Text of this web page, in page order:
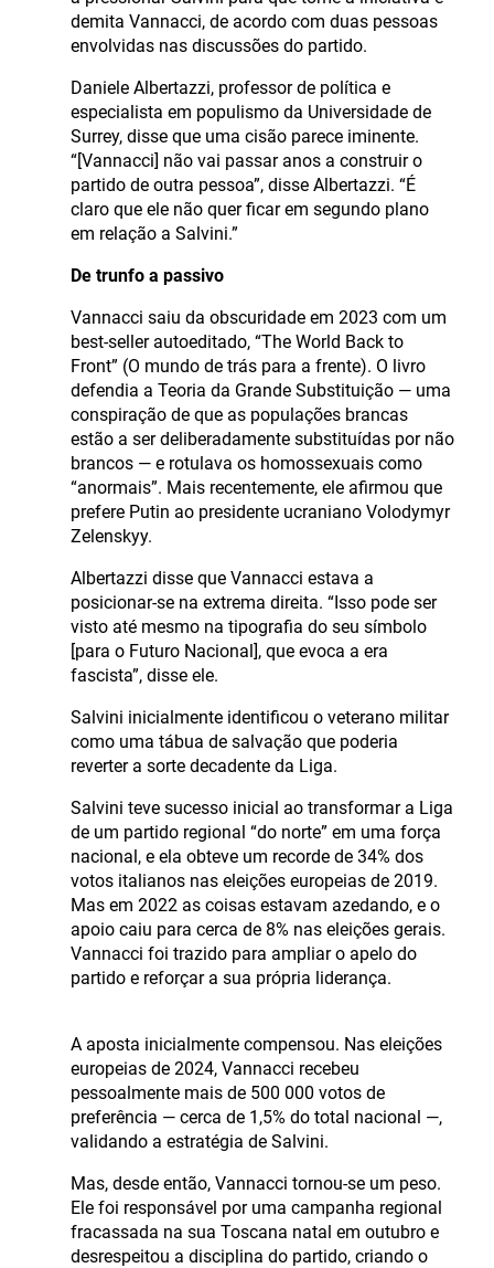
demita Vannacci, de acordo com duas pessoas
envolvidas nas discussões do partido.
Daniele Albertazzi, professor de política e
especialista em populismo da Universidade de
Surrey, disse que uma cisão parece iminente.
“[Vannacci] não vai passar anos a construir o
partido de outra pessoa”, disse Albertazzi. “É
claro que ele não quer ficar em segundo plano
em relação a Salvini.”
De trunfo a passivo
Vannacci saiu da obscuridade em 2023 com um
best-seller autoeditado, “The World Back to
Front” (O mundo de trás para a frente). O livro
defendia a Teoria da Grande Substituição — uma
conspiração de que as populações brancas
estão a ser deliberadamente substituídas por não
brancos — e rotulava os homossexuais como
“anormais”. Mais recentemente, ele afirmou que
prefere Putin ao presidente ucraniano Volodymyr
Zelenskyy.
Albertazzi disse que Vannacci estava a
posicionar-se na extrema direita. “Isso pode ser
visto até mesmo na tipografia do seu símbolo
[para o Futuro Nacional], que evoca a era
fascista”, disse ele.
Salvini inicialmente identificou o veterano militar
como uma tábua de salvação que poderia
reverter a sorte decadente da Liga.
Salvini teve sucesso inicial ao transformar a Liga
de um partido regional “do norte” em uma força
nacional, e ela obteve um recorde de 34% dos
votos italianos nas eleições europeias de 2019.
Mas em 2022 as coisas estavam azedando, e o
apoio caiu para cerca de 8% nas eleições gerais.
Vannacci foi trazido para ampliar o apelo do
partido e reforçar a sua própria liderança.
A aposta inicialmente compensou. Nas eleições
europeias de 2024, Vannacci recebeu
pessoalmente mais de 500 000 votos de
preferência — cerca de 1,5% do total nacional —,
validando a estratégia de Salvini.
Mas, desde então, Vannacci tornou-se um peso.
Ele foi responsável por uma campanha regional
fracassada na sua Toscana natal em outubro e
desrespeitou a disciplina do partido, criando o